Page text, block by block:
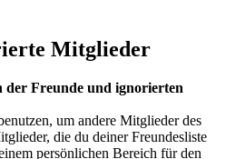
Mitglieder
der Freunde und ignorierten
um andere Mitglieder des
die du deiner Freundesliste
persönlichen Bereich für den